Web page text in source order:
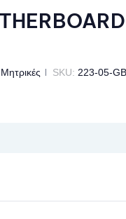
Μητρικές SKU: 223-05-